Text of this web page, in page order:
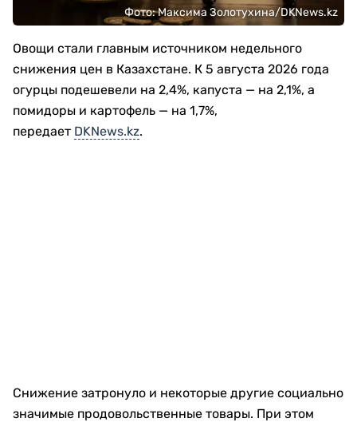
Фото: Максима Золотухина/DKNews.kz
Овощи стали главным источником недельного
снижения цен в Казахстане. К 5 августа 2026 года
огурцы подешевели на 2,4%, капуста — на 2,1%, а
помидоры и картофель — на 1,7%,
передает DKNews.kz.
Снижение затронуло и некоторые другие социально
значимые продовольственные товары. При этом